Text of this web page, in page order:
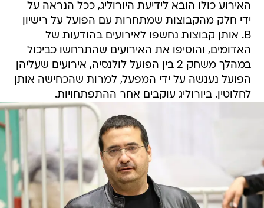
האירוע כולו הובא לידיעת היורוליג, ככל הנראה על
ידי חלק מהקבוצות שמתחרות עם הפועל על רישיון
B. אותן קבוצות נחשפו לאירועים בהודעות של
האדומים, והוסיפו את האירועים שהתרחשו כביכול
במהלך משחק 2 בין הפועל לולנסיה, אירועים שעליהן
הפועל נענשה על ידי המפעל, למרות שהכחישה אותן
לחלוטין. ביורוליג עוקבים אחר ההתפתחויות.